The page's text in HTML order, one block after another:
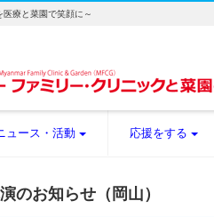
療と菜園で笑顔に～
ュース・活動 応援をする
のお知らせ（岡山）